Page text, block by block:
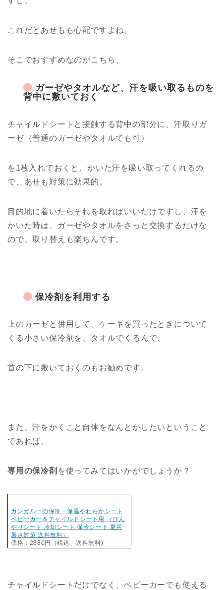
これだとあせもも心配ですよね。
そこでおすすめなのがこちら、
ガーゼやタオルなど、汗を吸い取るものを
背中に敷いておく
チャイルドシートと接触する背中の部分に、汗取りガ
ーゼ（普通のガーゼやタオルでも可）
を1枚入れておくと、かいた汗を吸い取ってくれるの
で、あせも対策に効果的。
目的地に着いたらそれを取ればいいだけですし、汗を
かいた時は、ガーゼやタオルをさっと交換するだけな
ので、取り替えも楽ちんです。
保冷剤を利用する
上のガーゼと併用して、ケーキを買ったときについて
くる小さい保冷剤を、タオルでくるんで、
首の下に敷いておくのもお勧めです。
また、汗をかくこと自体をなんとかしたいということ
であれば、
専用の保冷剤 を使ってみてはいかがでしょうか？
カンガルーの保冷・保温やわらかシート
ベビーカー＆チャイルドシート用 （ひん
やりシート 冷却シート 保冷シート 夏用
暑さ対策 送料無料）
価格：2880円（税込、送料無料)
チャイルドシートだけでなく、ベビーカーでも使える